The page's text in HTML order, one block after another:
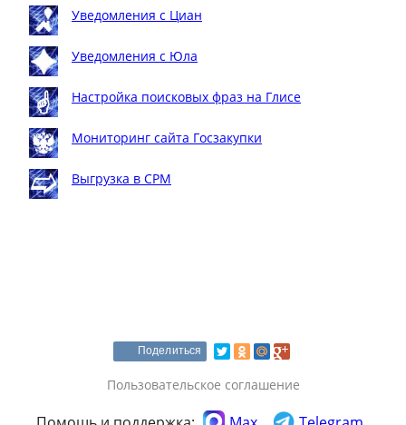
Уведомления с Циан
Уведомления с Юла
Настройка поисковых фраз на Глисе
Мониторинг сайта Госзакупки
Выгрузка в СРМ
Поделиться
Пользовательское соглашение